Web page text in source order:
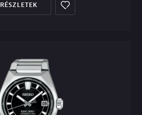
RÉSZLETEK